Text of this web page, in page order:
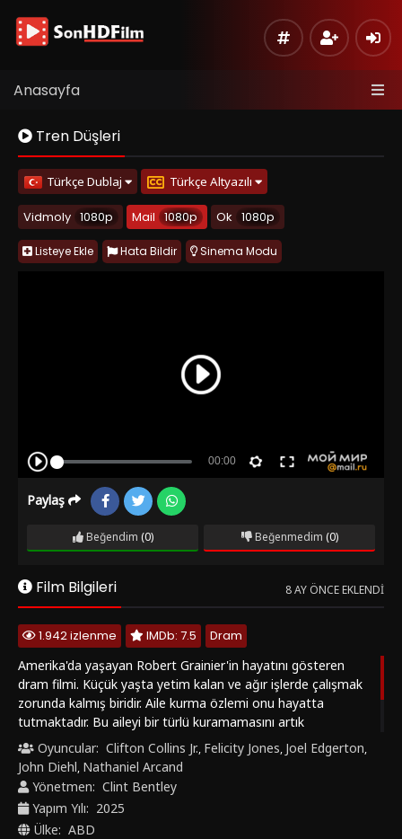
Anasayfa
Tren Düşleri
Türkçe Dublaj Türkçe Altyazılı
Vidmoly 1080p Mail 1080p Ok 1080p
Listeye Ekle Hata Bildir Sinema Modu
Paylaş
Beğendim (0) Beğenmedim (0)
Film Bilgileri 8 AY ÖNCE EKLENDI
1.942 izlenme IMDb: 7.5
Dram
Amerika'da yaşayan Robert Grainier'in hayatını gösteren
dram filmi. Küçük yaşta yetim kalan ve ağır işlerde çalışmak
zorunda kalmış biridir. Aile kurma özlemi onu hayatta
tutmaktadır. Bu aileyi bir türlü kuramamasını artık
kabullenmeye başlamıştır. "Tren Düşleri (Train Dreams)"
Filmini Türkçe Altyazılı, Türkçe Dublaj ve HD olarak
SonHDFilm.net' de izle..
Oyuncular: Clifton Collins Jr., Felicity Jones, Joel Edgerton,
John Diehl, Nathaniel Arcand
Yönetmen: Clint Bentley
Yapım Yılı: 2025
Ülke: ABD